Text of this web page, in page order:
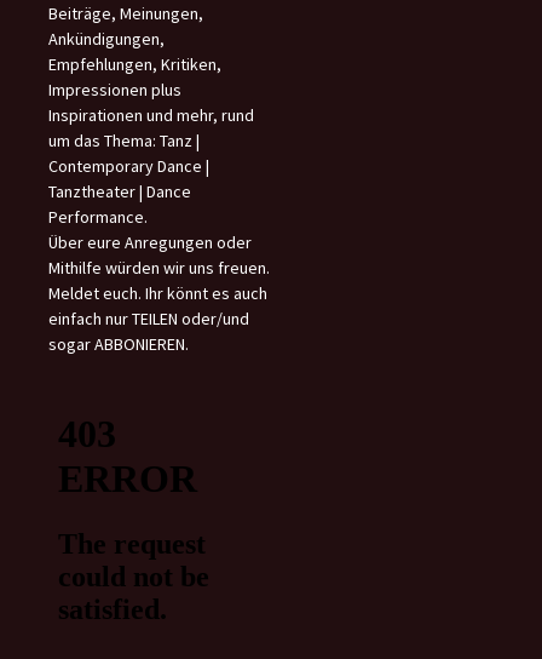
Beiträge, Meinungen,
Ankündigungen,
Empfehlungen, Kritiken,
Impressionen plus
Inspirationen und mehr, rund
um das Thema: Tanz |
Contemporary Dance |
Tanztheater | Dance
Performance.
Über eure Anregungen oder
Mithilfe würden wir uns freuen.
Meldet euch. Ihr könnt es auch
einfach nur TEILEN oder/und
sogar ABBONIEREN.